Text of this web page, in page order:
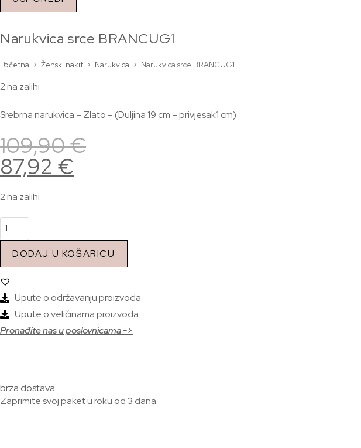
Narukvica srce BRANCUG1
Početna > Ženski nakit > Narukvica > Narukvica srce BRANCUG1
2 na zalihi
Srebrna narukvica – Zlato – (Duljina 19 cm – privjesak1 cm)
109,90€
87,92 €
2 na zalihi
DODAJ U KOŠARICU
Upute o održavanju proizvoda
Upute o veličinama proizvoda
Pronađite nas u poslovnicama ->
brza dostava
Zaprimite svoj paket u roku od 3 dana